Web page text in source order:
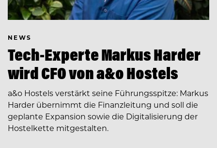
NEWS
Tech-Experte Markus Harder
wird CFO von a&o Hostels
a&o Hostels verstärkt seine Führungsspitze: Markus
Harder übernimmt die Finanzleitung und soll die
geplante Expansion sowie die Digitalisierung der
Hostelkette mitgestalten.